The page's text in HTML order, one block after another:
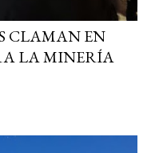
CLAMAN EN
LA MINERÍA